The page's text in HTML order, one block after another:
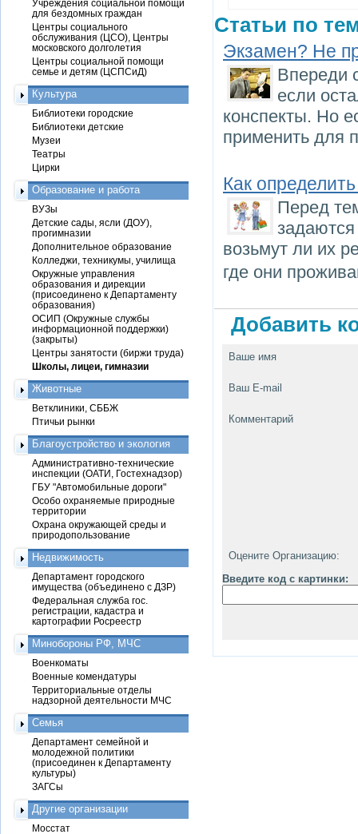
Статьи по
Экзамен? Не
Впереди
если
конспекты. Но
применить для
Как
Перед
возьмут ли их
где они
Добавить
Ваше имя
Ваш E-mail
Комментарий
Оцените Организацию:
Введите код с картинки:
Учреждения социальной помощи
для бездомных граждан
Центры социального
обслуживания (ЦСО), Центры
московского долголетия
Центры социальной помощи
семье и детям (ЦСПСиД)
Культура
Библиотеки городские
Библиотеки детские
Музеи
Театры
Цирки
Образование и работа
ВУЗы
Детские сады, ясли (ДОУ),
прогимназии
Дополнительное образование
Колледжи, техникумы, училища
Окружные управления
образования и дирекции
(присоединено к Департаменту
образования)
ОСИП (Окружные службы
информационной поддержки)
(закрыты)
Центры занятости (биржи труда)
Школы, лицеи, гимназии
Животные
Ветклиники, СББЖ
Птичьи рынки
Благоустройство и экология
Административно-технические
инспекции (ОАТИ, Гостехнадзор)
ГБУ "Автомобильные дороги"
Особо охраняемые природные
территории
Охрана окружающей среды и
природопользование
Недвижимость
Департамент городского
имущества (объединено с ДЗР)
Федеральная служба гос.
регистрации, кадастра и
картографии Росреестр
Минобороны РФ, МЧС
Военкоматы
Военные комендатуры
Территориальные отделы
надзорной деятельности МЧС
Семья
Департамент семейной и
молодежной политики
(присоединен к Департаменту
культуры)
ЗАГСы
Другие организации
Мосстат